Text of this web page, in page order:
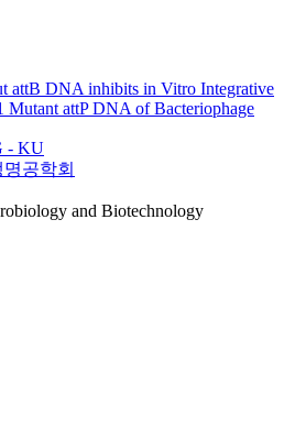
attB DNA inhibits in Vitro Integrative
Mutant attP DNA of Bacteriophage
- KU
공학회
and Biotechnology